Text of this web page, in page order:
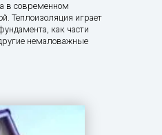
в современном
Теплоизоляция играет
как части
немаловажные